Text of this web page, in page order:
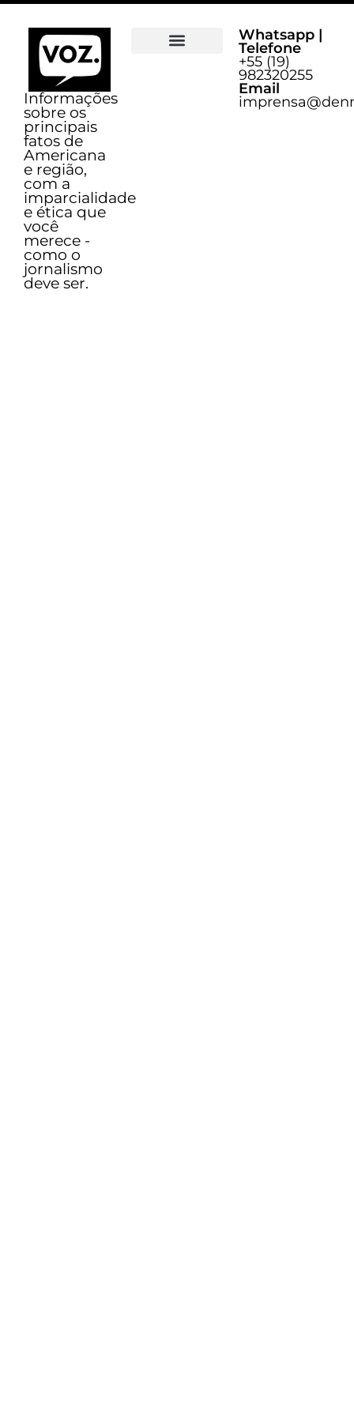
Informações
sobre os
principais
fatos de
Americana
e região,
com a
imparcialidade
e ética que
você
merece -
como o
jornalismo
deve ser.
Whatsapp |
Telefone
+55 (19)
982320255
Email